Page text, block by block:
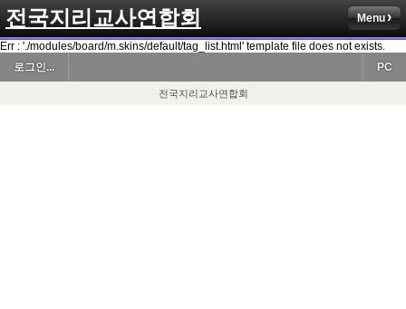
전국지리교사연합회 Menu
Err : './modules/board/m.skins/default/tag_list.html' template file does not exists.
로그인...
PC
전국지리교사연합회